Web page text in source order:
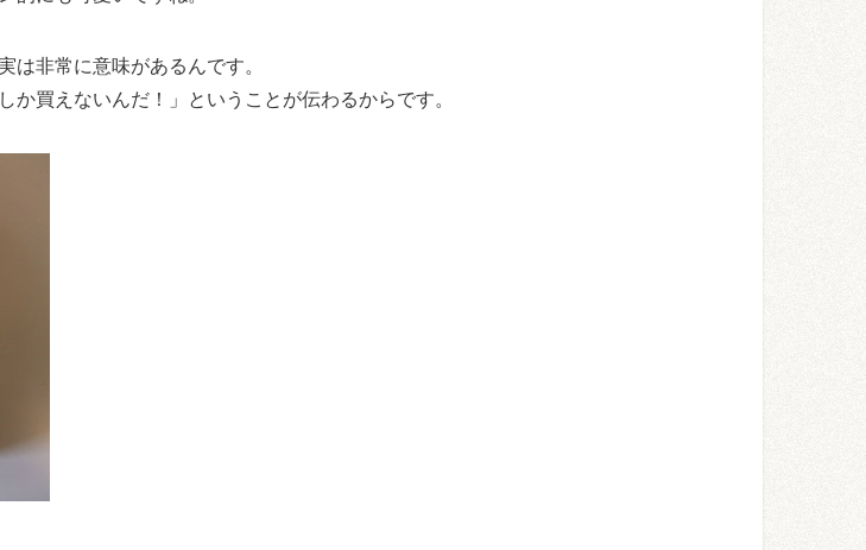
は非常に意味があるんです。
か買えないんだ！」ということが伝わるからです。